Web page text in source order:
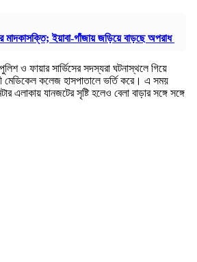
মাদকাসক্তি; ইয়াবা-গাঁজায় জড়িয়ে বাড়ছে অপরাধ
ও ফায়ার সার্ভিসের সদস্যরা ঘটনাস্থলে গিয়ে
মেডিকেল কলেজ হাসপাতালে ভর্তি করে। এ সময়
এলাকায় যানজটের সৃষ্টি হলেও বেলা বাড়ার সঙ্গে সঙ্গে